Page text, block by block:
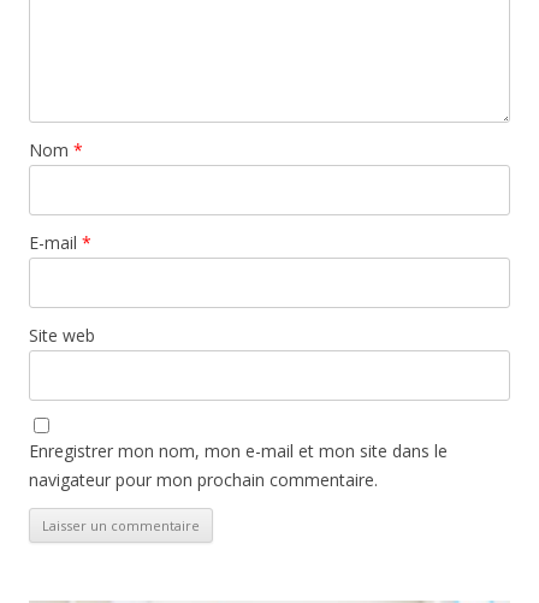
Nom *
E-mail *
Site web
Enregistrer mon nom, mon e-mail et mon site dans le
navigateur pour mon prochain commentaire.